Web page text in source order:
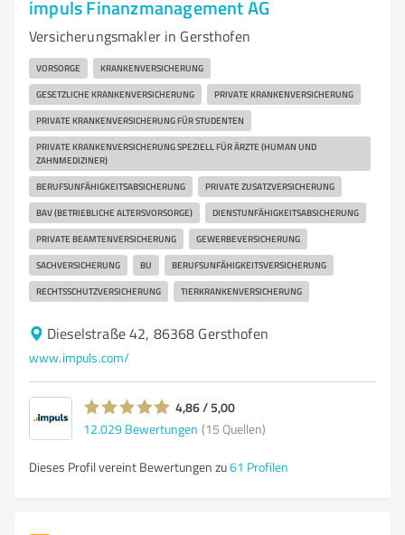
impuls Finanzmanagement AG
Versicherungsmakler in Gersthofen
VORSORGE KRANKENVERSICHERUNG
GESETZLICHE KRANKENVERSICHERUNG PRIVATE KRANKENVERSICHERUNG
PRIVATE KRANKENVERSICHERUNG FÜR STUDENTEN
PRIVATE KRANKENVERSICHERUNG SPEZIELL FÜR ÄRZTE (HUMAN UND
ZAHNMEDIZINER)
BERUFSUNFÄHIGKEITSABSICHERUNG PRIVATE ZUSATZVERSICHERUNG
BAV (BETRIEBLICHE ALTERSVORSORGE) DIENSTUNFÄHIGKEITSABSICHERUNG
PRIVATE BEAMTENVERSICHERUNG GEWERBEVERSICHERUNG
SACHVERSICHERUNG BU BERUFSUNFÄHIGKEITSVERSICHERUNG
RECHTSSCHUTZVERSICHERUNG TIERKRANKENVERSICHERUNG
Dieselstraße 42, 86368 Gersthofen
www.impuls.com/
4,86 / 5,00
12.029 Bewertungen (15 Quellen)
Dieses Profil vereint Bewertungen zu61 Profilen